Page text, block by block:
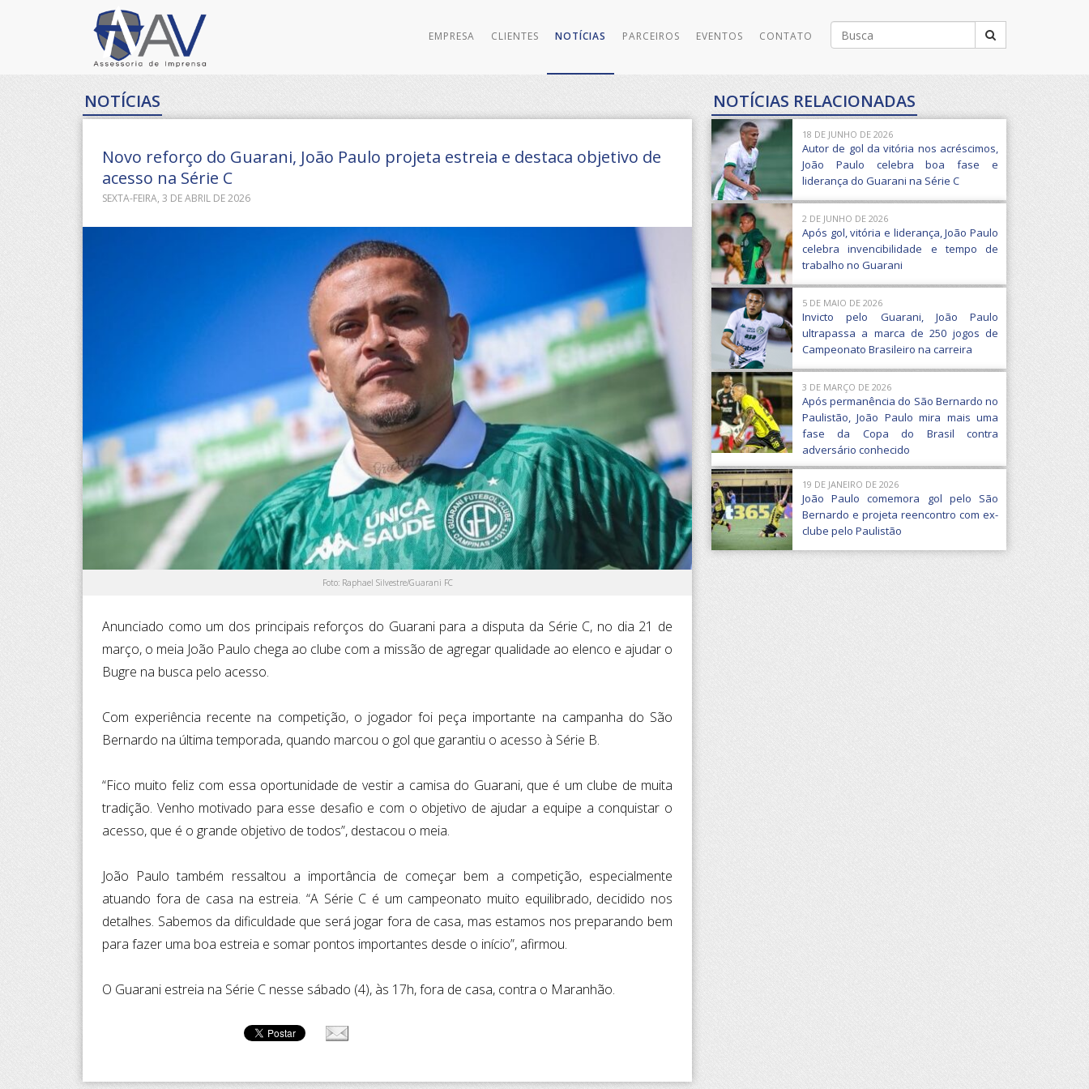
Buscar
por:
EMPRESA CLIENTES NOTÍCIAS PARCEIROS EVENTOS CONTATO
NOTÍCIAS
Novo reforço do Guarani, João Paulo projeta estreia e destaca objetivo de
acesso na Série C
SEXTA-FEIRA, 3 DE ABRIL DE 2026
Foto: Raphael Silvestre/Guarani FC
Anunciado como um dos principais reforços do Guarani para a disputa da Série C, no dia 21 de
março, o meia João Paulo chega ao clube com a missão de agregar qualidade ao elenco e ajudar o
Bugre na busca pelo acesso.
Com experiência recente na competição, o jogador foi peça importante na campanha do São
Bernardo na última temporada, quando marcou o gol que garantiu o acesso à Série B.
“Fico muito feliz com essa oportunidade de vestir a camisa do Guarani, que é um clube de muita
tradição. Venho motivado para esse desafio e com o objetivo de ajudar a equipe a conquistar o
acesso, que é o grande objetivo de todos”, destacou o meia.
João Paulo também ressaltou a importância de começar bem a competição, especialmente
atuando fora de casa na estreia. “A Série C é um campeonato muito equilibrado, decidido nos
detalhes. Sabemos da dificuldade que será jogar fora de casa, mas estamos nos preparando bem
para fazer uma boa estreia e somar pontos importantes desde o início”, afirmou.
O Guarani estreia na Série C nesse sábado (4), às 17h, fora de casa, contra o Maranhão.
NOTÍCIAS RELACIONADAS
18 DE JUNHO DE 2026
Autor de gol da vitória nos acréscimos,
João Paulo celebra boa fase e
liderança do Guarani na Série C
2 DE JUNHO DE 2026
Após gol, vitória e liderança, João Paulo
celebra invencibilidade e tempo de
trabalho no Guarani
5 DE MAIO DE 2026
Invicto pelo Guarani, João Paulo
ultrapassa a marca de 250 jogos de
Campeonato Brasileiro na carreira
3 DE MARÇO DE 2026
Após permanência do São Bernardo no
Paulistão, João Paulo mira mais uma
fase da Copa do Brasil contra
adversário conhecido
19 DE JANEIRO DE 2026
João Paulo comemora gol pelo São
Bernardo e projeta reencontro com ex-
clube pelo Paulistão